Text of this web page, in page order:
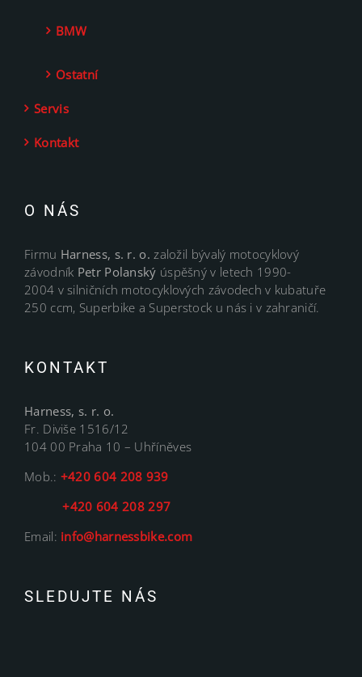
BMW
Ostatní
Servis
Kontakt
O NÁS
Firmu Harness, s. r. o.založil bývalý motocyklový
závodník Petr Polanský úspěšný v letech 1990-
2004 v silničních motocyklových závodech v kubatuře
250 ccm, Superbike a Superstock u nás i v zahraničí.
KONTAKT
Harness, s. r. o.
Fr. Diviše 1516/12
104 00 Praha 10 – Uhříněves
Mob.: +420 604 208 939
+420 604 208 297
Email: info@harnessbike.com
SLEDUJTE NÁS